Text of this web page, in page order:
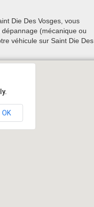
Die Des Vosges, vous
(mécanique ou
véhicule sur Saint Die Des
OK